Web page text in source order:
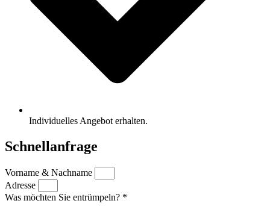
Individuelles Angebot erhalten.
Schnellanfrage
Vorname & Nachname
Adresse
Was möchten Sie entrümpeln? *